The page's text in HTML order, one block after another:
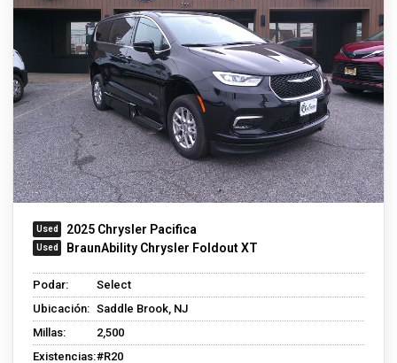
2025 Chrysler Pacifica
BraunAbility Chrysler Foldout XT
Podar:
Select
Ubicación: Saddle Brook, NJ
Millas:
2,500
Existencias:#R20